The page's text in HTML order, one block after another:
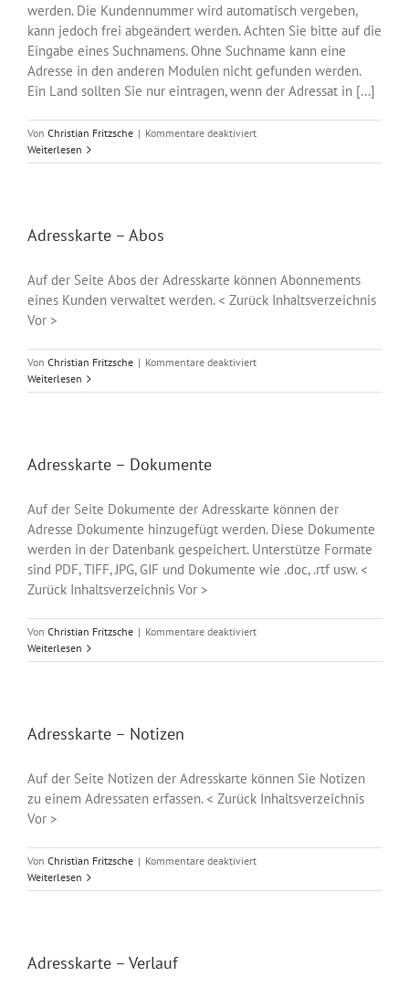
werden. Die Kundennummer wird automatisch vergeben,
kann jedoch frei abgeändert werden. Achten Sie bitte auf die
Eingabe eines Suchnamens. Ohne Suchname kann eine
Adresse in den anderen Modulen nicht gefunden werden.
Ein Land sollten Sie nur eintragen, wenn der Adressat in [...]
Von Christian Fritzsche | Kommentare deaktiviertfür
Weiterlesen
Adresskarte – Abos
Auf der Seite Abos der Adresskarte können Abonnements
eines Kunden verwaltet werden. < Zurück Inhaltsverzeichnis
Vor >
Von Christian Fritzsche | Kommentare deaktiviertfür
–
Weiterlesen
Adresskarte – Dokumente
Auf der Seite Dokumente der Adresskarte können der
Adresse Dokumente hinzugefügt werden. Diese Dokumente
werden in der Datenbank gespeichert. Unterstütze Formate
sind PDF, TIFF, JPG, GIF und Dokumente wie .doc, .rtf usw. <
Zurück Inhaltsverzeichnis Vor >
Von Christian Fritzsche | Kommentare deaktiviertfür
–
Weiterlesen
Adresskarte – Notizen
Auf der Seite Notizen der Adresskarte können Sie Notizen
zu einem Adressaten erfassen. < Zurück Inhaltsverzeichnis
Vor >
Von Christian Fritzsche | Kommentare deaktiviertfür
–
Weiterlesen
Adresskarte – Verlauf